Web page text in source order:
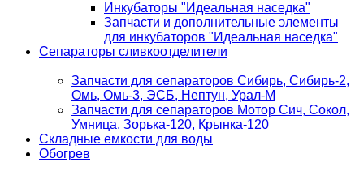
Инкубаторы "Идеальная наседка"
Запчасти и дополнительные элементы
для инкубаторов "Идеальная наседка"
Сепараторы сливкоотделители
Запчасти для сепараторов Сибирь, Сибирь-2,
Омь, Омь-3, ЭСБ, Нептун, Урал-М
Запчасти для сепараторов Мотор Сич, Сокол,
Умница, Зорька-120, Крынка-120
Складные емкости для воды
Обогрев